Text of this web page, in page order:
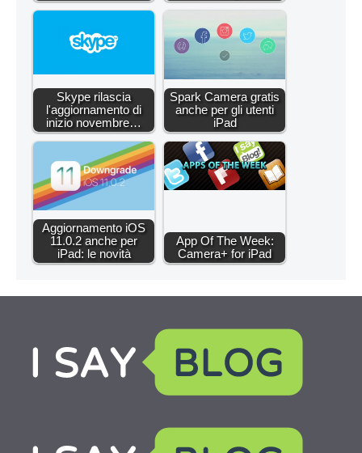
Skype rilascia
l'aggiornamento di
inizio novembre…
Spark Camera gratis
anche per gli utenti
iPad
Aggiornamento iOS
11.0.2 anche per
iPad: le novità
App Of The Week:
Camera+ for iPad